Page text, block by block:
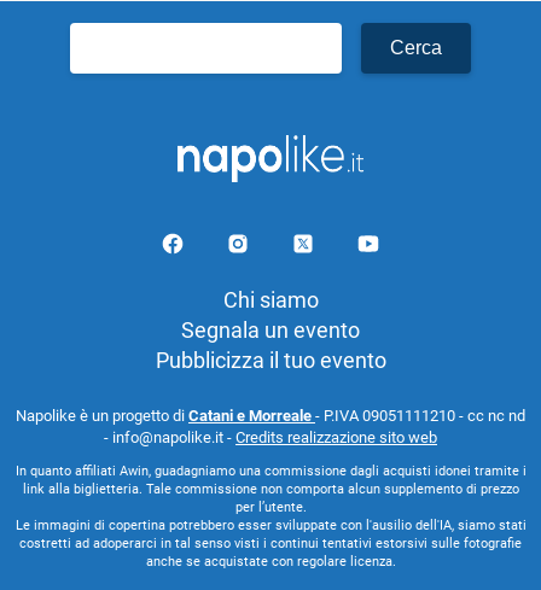
per:
Chi siamo
Segnala un evento
Pubblicizza il tuo evento
Napolike è un progetto di Catani e Morreale - P.IVA 09051111210 - cc nc nd
- info@napolike.it - Credits realizzazione sito web
In quanto affiliati Awin, guadagniamo una commissione dagli acquisti idonei tramite i
link alla biglietteria. Tale commissione non comporta alcun supplemento di prezzo
per l’utente.
Le immagini di copertina potrebbero esser sviluppate con l'ausilio dell'IA, siamo stati
costretti ad adoperarci in tal senso visti i continui tentativi estorsivi sulle fotografie
anche se acquistate con regolare licenza.